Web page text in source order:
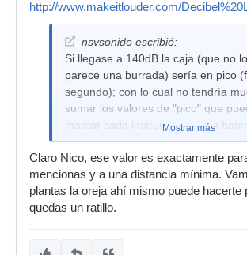
http://www.makeitlouder.com/
nsvsonido escribió:
Si llegase a 140dB la caja (que no
parece una burrada) sería en pico
segundo); con lo cual no tendría
sumar los valores de "pico" que
marcar cada instrumento de la
Mostrar más
Claro Nico, ese valor es exactamente
mencionas y a una distancia mínima.
plantas la oreja ahí mismo puede hacerte
quedas un ratillo.